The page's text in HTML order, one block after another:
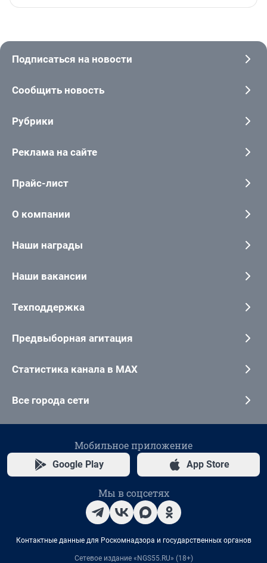
Подписаться на новости
Сообщить новость
Рубрики
Реклама на сайте
Прайс-лист
О компании
Наши награды
Наши вакансии
Техподдержка
Предвыборная агитация
Статистика канала в MAX
Все города сети
Мобильное приложение
Google Play App Store
Мы в соцсетях
Контактные данные для Роскомнадзора и государственных органов
Сетевое издание «NGS55.RU» (18+)